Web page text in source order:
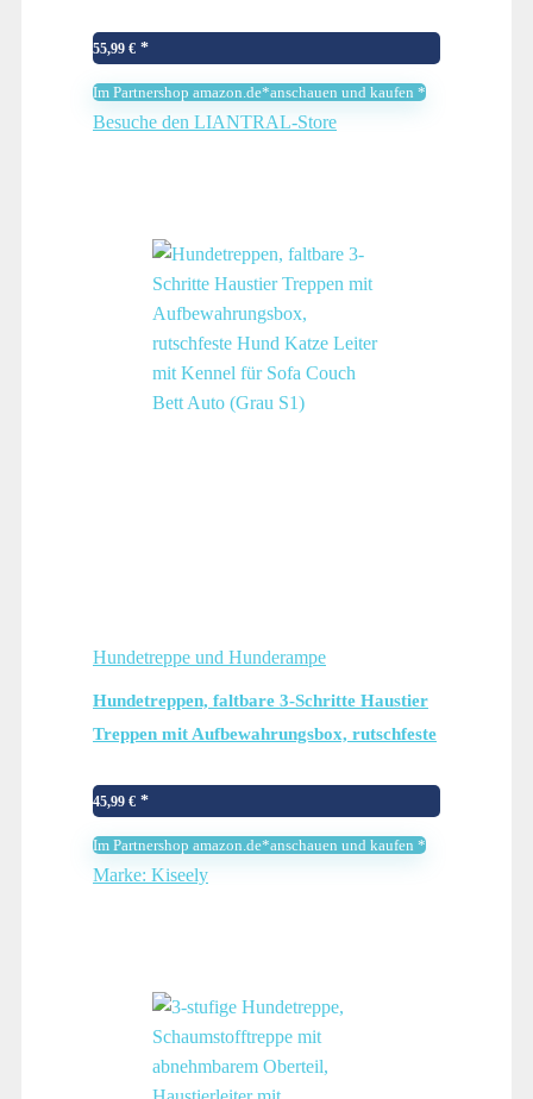
& waschbarer Bezug und
Tierhaarentferner-Rolle, reduziert Stress
auf…
55,99 €
Im Partnershop amazon.de*anschauen und kaufen *
Besuche den LIANTRAL-Store
Hundetreppe und Hunderampe
Hundetreppen, faltbare 3-Schritte Haustier
Treppen mit Aufbewahrungsbox, rutschfeste
Couch Bett Auto (Grau S1)
45,99 €
Im Partnershop amazon.de*anschauen und kaufen *
Marke: Kiseely